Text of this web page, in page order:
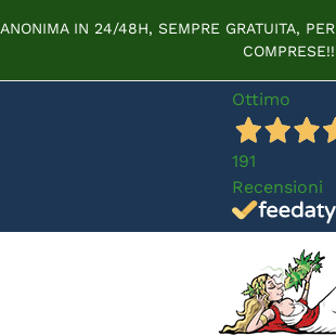
IN 24/48H, SEMPRE GRATUITA,
COMPRESE!!
Ottimo
191
Recensioni